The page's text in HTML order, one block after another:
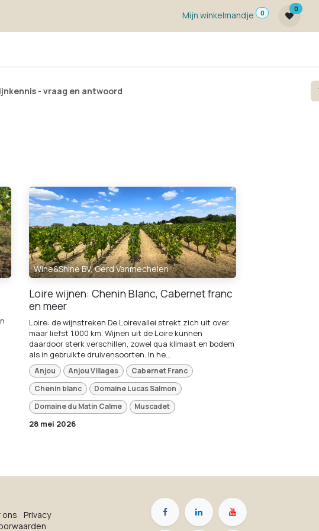
Mijn winkelmandje
0
0
- vraag en antwoord
Wine&Shine BV, Gerd Vanmechelen
Loire wijnen: Chenin Blanc, Cabernet franc
en meer
Loire: de wijnstreken De Loirevallei strekt zich uit over
maar liefst 1.000 km. Wijnen uit de Loire kunnen
daardoor sterk verschillen, zowel qua klimaat en bodem
als in gebruikte druivensoorten. In he...
Anjou Anjou Villages
Cabernet Franc
Chenin blanc
Domaine Lucas Salmon
Domaine du Matin Calme
Muscadet
28 mei 2026
on​s
Privacy